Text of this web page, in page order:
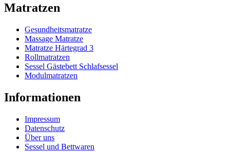
Matratzen
Gesundheitsmatratze
Massage Matratze
Matratze Härtegrad 3
Rollmatratzen
Sessel Gästebett Schlafsessel
Modulmatratzen
Informationen
Impressum
Datenschutz
Über uns
Sessel und Bettwaren